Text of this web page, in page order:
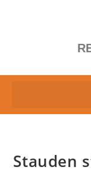
Stauden